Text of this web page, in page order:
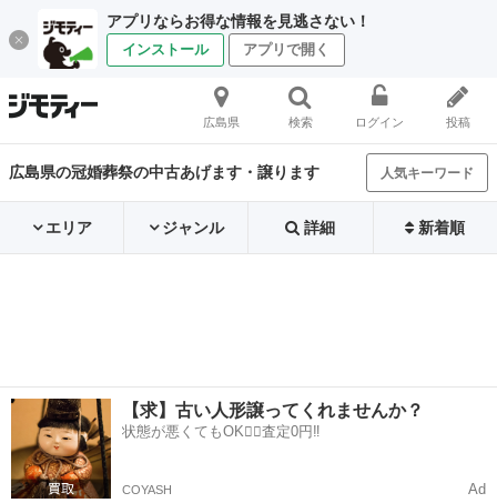
アプリならお得な情報を見逃さない！
インストール アプリで開く
広島県 検索 ログイン 投稿
広島県の冠婚葬祭の中古あげます・譲ります 人気キーワード
エリア ジャンル 詳細 新着順
【求】古い人形譲ってくれませんか？
状態が悪くてもOK🙆‍♀️査定0円‼️
COYASH Ad